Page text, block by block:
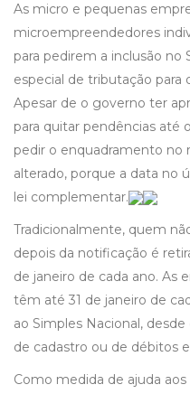
As micro e pequenas
microempreendedores
para pedirem a inclusão no
especial de tributação
Apesar de o governo ter
para quitar pendências até
pedir o enquadramento no
alterado, porque a data no
lei complementar.
Tradicionalmente, quem
depois da notificação é
de janeiro de cada ano. As
têm até 31 de janeiro de
ao Simples Nacional,
de cadastro ou de débitos
Como medida de ajuda